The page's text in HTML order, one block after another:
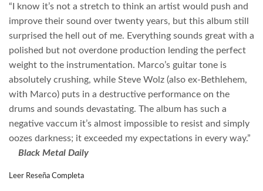
“I know it’s not a stretch to think an artist would push and
improve their sound over twenty years, but this album still
surprised the hell out of me. Everything sounds great with a
polished but not overdone production lending the perfect
weight to the instrumentation. Marco’s guitar tone is
absolutely crushing, while Steve Wolz (also ex-Bethlehem,
with Marco) puts in a destructive performance on the
drums and sounds devastating. The album has such a
negative vaccum it’s almost impossible to resist and simply
oozes darkness; it exceeded my expectations in every way.”
Black Metal Daily
Leer Reseña Completa